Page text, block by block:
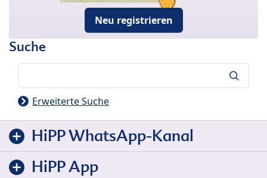
Neu registrieren
Suche
Erweiterte Suche
HiPP WhatsApp-Kanal
HiPP App